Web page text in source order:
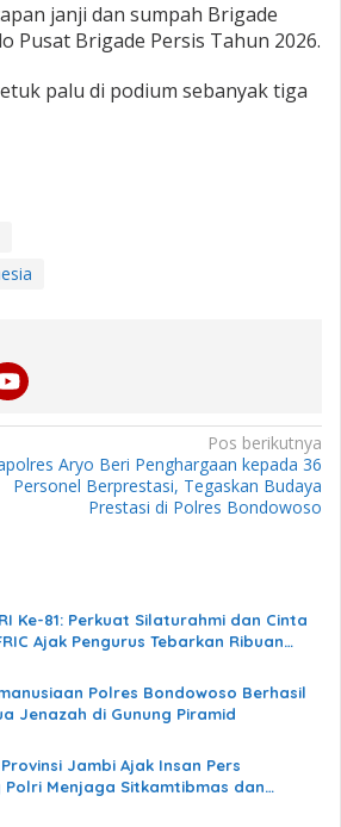
janji dan sumpah Brigade
Pusat Brigade Persis Tahun 2026.
palu di podium sebanyak tiga
Pos berikutnya
Aryo Beri Penghargaan kepada 36
Personel Berprestasi, Tegaskan Budaya
Prestasi di Polres Bondowoso
Ke-81: Perkuat Silaturahmi dan Cinta
Ajak Pengurus Tebarkan Ribuan
Polres Bondowoso Berhasil
Jenazah di Gunung Piramid
Provinsi Jambi Ajak Insan Pers
Polri Menjaga Sitkamtibmas dan